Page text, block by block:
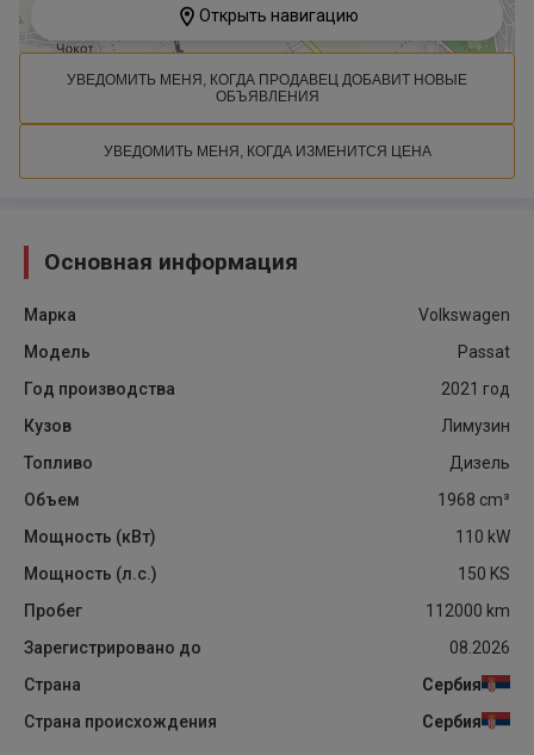
Открыть навигацию
УВЕДОМИТЬ МЕНЯ, КОГДА ПРОДАВЕЦ ДОБАВИТ НОВЫЕ
ОБЪЯВЛЕНИЯ
УВЕДОМИТЬ МЕНЯ, КОГДА ИЗМЕНИТСЯ ЦЕНА
Основная информация
Марка
Volkswagen
Модель
Passat
Год производства
2021 год
Кузов
Лимузин
Топливо
Дизель
Объем
1968 cm³
Мощность (кВт)
110 kW
Мощность (л.с.)
150 KS
Пробег
112000 km
Зарегистрировано до
08.2026
Страна
Сербия
Страна происхождения
Сербия